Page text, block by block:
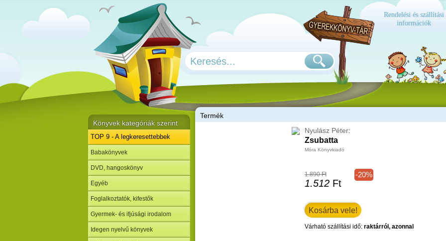
Rendelési és szállítási
információk
Termék
Nyulász Péter:
Zsubatta
Móra Könyvkiadó
1.890 Ft
1.512 Ft
-20%
Várható szállítási idő: raktárról, azonnal
Könyvek kategóriák szerint
TOP 9 - A legkeresettebbek
Babakönyvek
DVD, hangoskönyv
Egyéb
Foglalkoztatók, kifestők
Gyermek- és ifjúsági irodalom
Idegen nyelvű könyvek